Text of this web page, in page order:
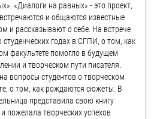
«Диалоги на равных» - это проект,
и общаются известные
и рассказывают о себе. На встрече
студенческих годах в СГПИ, о том, как
факультете помогло в будущем
и творческом пути писателя.
вопросы студентов о творческом
о том, как рождаются сюжеты. В
представила свою книгу
пожелала творческих успехов